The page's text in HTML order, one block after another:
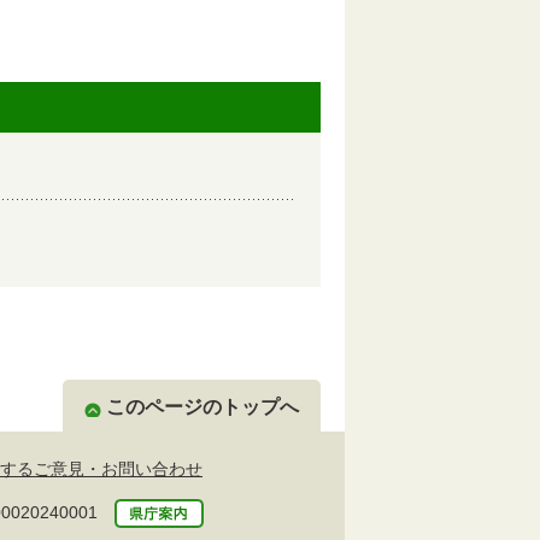
このページのトップへ
るご意見・お問い合わせ